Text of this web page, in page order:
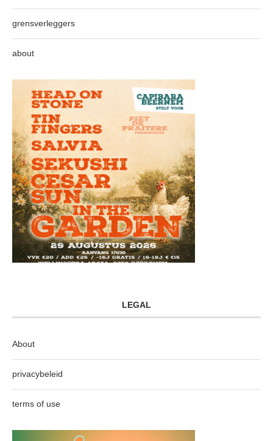
grensverleggers
about
LEGAL
About
privacybeleid
terms of use